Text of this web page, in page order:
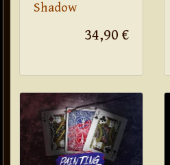
Shadow
34,90 €